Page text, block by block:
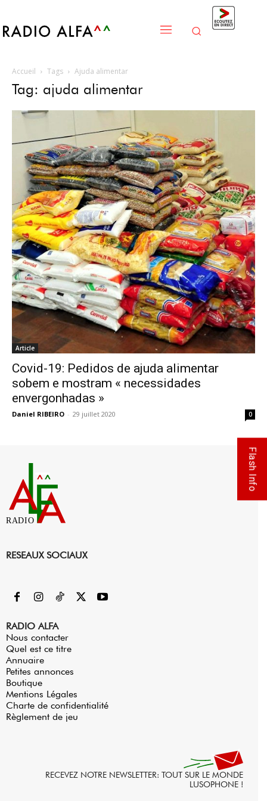
Accueil Tags Ajuda alimentar
Tag: ajuda alimentar
Article
Covid-19: Pedidos de ajuda alimentar
sobem e mostram « necessidades
envergonhadas »
Daniel RIBEIRO - 29 juillet 2020 0
RADIO
RESEAUX SOCIAUX
RADIO ALFA
Nous contacter
Quel est ce titre
Annuaire
Petites annonces
Boutique
Mentions Légales
Charte de confidentialité
Règlement de jeu
RECEVEZ NOTRE NEWSLETTER: TOUT SUR LE MONDE
LUSOPHONE !
Flash Info